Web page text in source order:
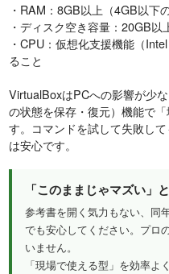
・RAM：8GB以上（4GB以下
・ディスク空き容量：20GB以
・CPU：仮想化支援機能（
ること
VirtualBoxはPCへの影響が少
の状態を保存・復元）機能で
す。コマンドを試して失敗し
は安心です。
「このままじゃマズい」
参考書を開く気力もない、
でも安心してください。プロ
いません。
「現場で使える型」を効率よ